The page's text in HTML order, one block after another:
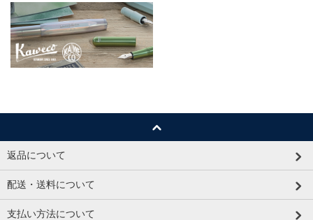
返品について
配送・送料について
支払い方法について